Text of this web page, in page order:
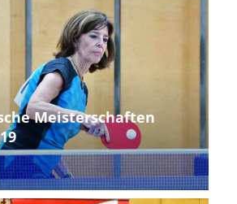
Meisterschaften